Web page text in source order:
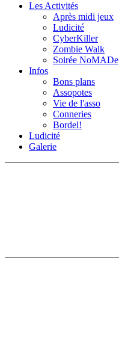
Les Activités
Après midi jeux
Ludicité
CyberKiller
Zombie Walk
Soirée NoMADe
Infos
Bons plans
Assopotes
Vie de l'asso
Conneries
Bordel!
Ludicité
Galerie